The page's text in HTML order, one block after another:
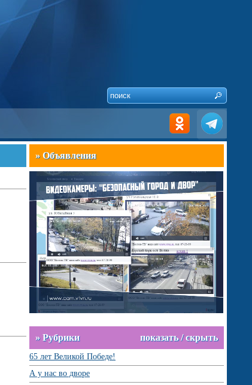
» Объявления
» Рубрики показать / скрыть
65 лет Великой Победе!
А у нас во дворе